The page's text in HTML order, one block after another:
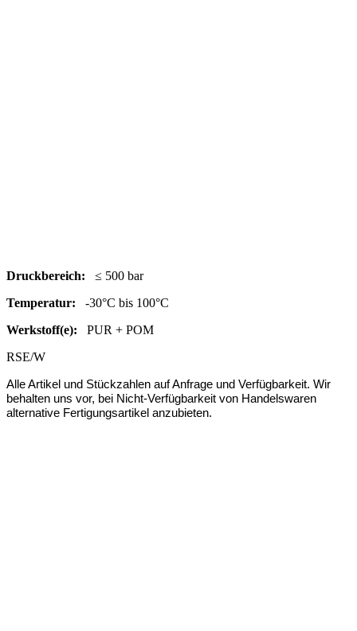
Druckbereich: ≤ 500 bar
Temperatur: -30°C bis 100°C
Werkstoff(e): PUR + POM
RSE/W
Alle Artikel und Stückzahlen auf Anfrage und Verfügbarkeit. Wir
behalten uns vor, bei Nicht-Verfügbarkeit von Handelswaren
alternative Fertigungsartikel anzubieten.